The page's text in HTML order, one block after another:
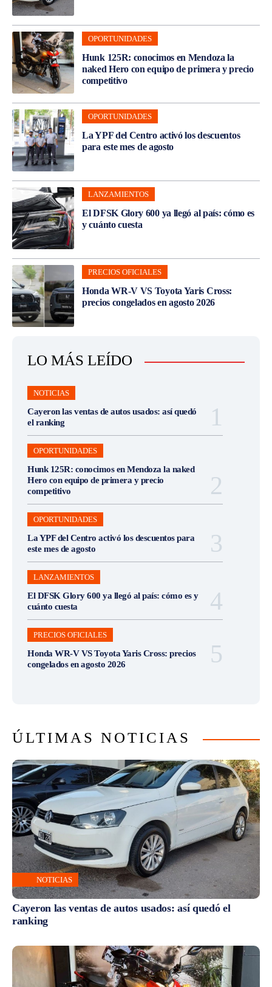
OPORTUNIDADES
Hunk 125R: conocimos en Mendoza la
naked Hero con equipo de primera y precio
competitivo
OPORTUNIDADES
La YPF del Centro activó los descuentos
para este mes de agosto
LANZAMIENTOS
El DFSK Glory 600 ya llegó al país: cómo es
y cuánto cuesta
PRECIOS OFICIALES
Honda WR-V VS Toyota Yaris Cross:
precios congelados en agosto 2026
LO MÁS LEÍDO
NOTICIAS
Cayeron las ventas de autos usados: así quedó
el ranking
OPORTUNIDADES
Hunk 125R: conocimos en Mendoza la naked
Hero con equipo de primera y precio
competitivo
OPORTUNIDADES
La YPF del Centro activó los descuentos para
este mes de agosto
LANZAMIENTOS
El DFSK Glory 600 ya llegó al país: cómo es y
cuánto cuesta
PRECIOS OFICIALES
Honda WR-V VS Toyota Yaris Cross: precios
congelados en agosto 2026
ÚLTIMAS NOTICIAS
NOTICIAS
Cayeron las ventas de autos usados: así quedó el
ranking